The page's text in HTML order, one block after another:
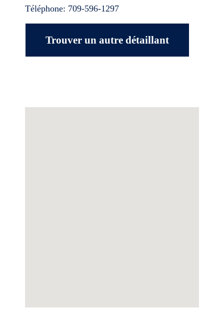
Téléphone: 709-596-1297
Trouver un autre détaillant